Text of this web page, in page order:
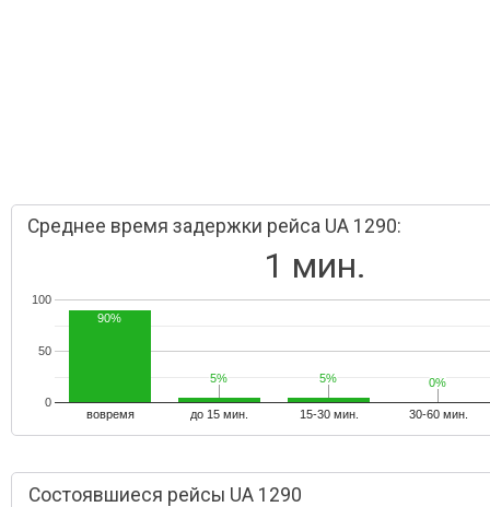
Среднее время задержки рейса UA 1290:
1 мин.
вовремя до 15 мин. 15-30 мин. 30-60 мин.
0
50
100
90%
5%
5% 5%
5% 0%
0%
Состоявшиеся рейсы UA 1290